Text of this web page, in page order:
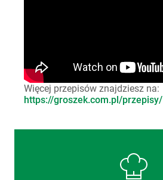
Więcej przepisów znajdziesz na:
https://groszek.com.pl/przepisy/